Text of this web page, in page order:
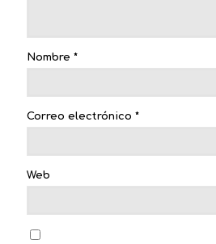
Nombre *
Correo electrónico *
Web